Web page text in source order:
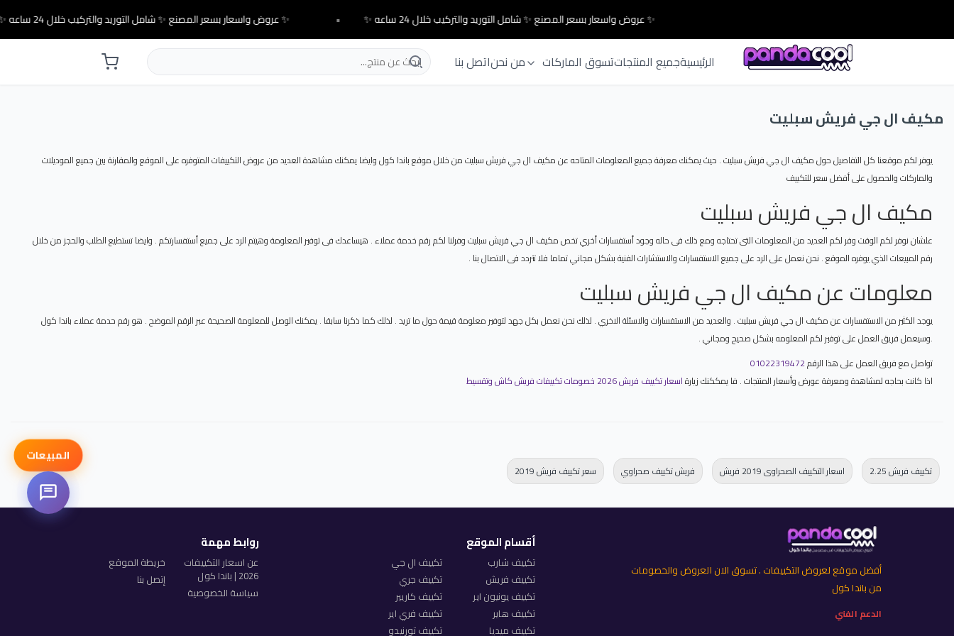
✨ عروض واسعار بسعر المصنع ✨ شامل التوريد والتركيب خلال 24 ساعه ✨ ✨ عروض واسعار بسعر المصنع ✨ شامل التوريد والتركيب خلال 24 ساعه ✨ •
الرئيسيةجميع المنتجاتتسوق الماركات من نحناتصل بنا
مكيف ال جي فريش سبليت
يوفر لكم موقعنا كل التفاصيل حول مكيف ال جي فريش سبليت . حيث يمكنك معرفة جميع المعلومات المتاحه عن مكيف ال جي فريش سبليت من خلال موقع باندا كول وايضا يمكنك مشاهدة العديد من عروض التكييفات المتوفره على الموقع والمقارنة بين جميع الموديلات
والماركات والحصول على أفضل سعر للتكييف
مكيف ال جي فريش سبليت
علشان نوفر لكم الوقت وفر لكم العديد من المعلومات التى تحتاجه ومع ذلك فى حاله وجود أستفسارات أخري تخص مكيف ال جي فريش سبليت وفرلنا لكم رقم خدمة عملاء . هيساعدك فى توفير المعلومة وهيتم الرد على جميع أستفسارتكم . وايضا تستطيع الطلب والحجز من خلال
رقم المبيعات الذي يوفره الموقع . نحن نعمل على الرد على جميع الاستفسارات والاستشارات الفنية بشكل مجاني تماما فلا تتردد فى الاتصال بنا .
معلومات عن مكيف ال جي فريش سبليت
يوجد الكثير من الاستفسارات عن مكيف ال جي فريش سبليت . والعديد من الاستفسارات والاسئلة الاخري . لذلك نحن نعمل بكل جهد لتوفير معلومة قيمة حول ما تريد . لذلك كما ذكرنا سابقا . يمكنك الوصل للمعلومة الصحيحة عبر الرقم الموضح . هو رقم حدمة عملاء باندا كول
.وسيعمل فريق العمل على توفير لكم المعلومه بشكل صحيح ومجاني .
تواصل مع فريق العمل على هذا الرقم01022319472
اذا كانت بحاجه لمشاهدة ومعرفة عورض وأسعار المنتجات . فا يمككنك زيارةاسعار تكييف فريش 2026 خصومات تكييفات فريش كاش وتقسيط
تكييف فريش 2.25 اسعار التكييف الصحراوى 2019 فريش فريش تكييف صحراوي سعر تكييف فريش 2019
أفضل موقع لعروض التكييفات . تسوق الان العروض والخصومات
من باندا كول
الدعم الفني
أقسام الموقع
تكييف شارب
تكييف ال جي
تكييف فريش
تكييف جري
تكييف يونيون اير
تكييف كاريير
تكييف هاير
تكييف فري اير
تكييف ميديا
تكييف تورنيدو
روابط مهمة
عن اسعار التكييفات
2026 | باندا كول
سياسة الخصوصية
خريطة الموقع
إتصل بنا
المبيعات